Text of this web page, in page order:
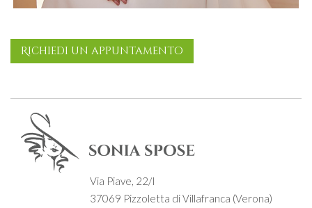
Richiedi un appuntamento
Via Piave, 22/I
37069 Pizzoletta di Villafranca (Verona)